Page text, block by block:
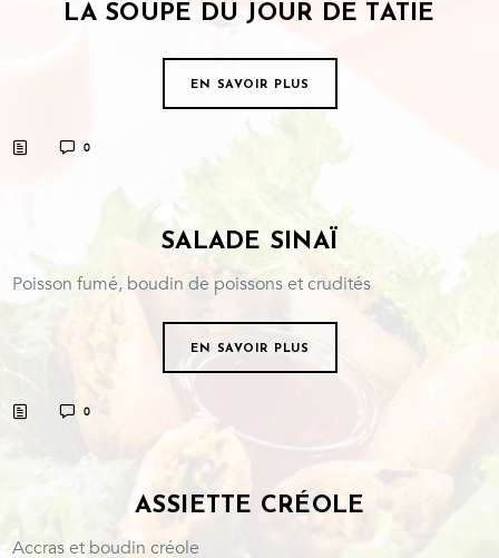
LA SOUPE DU JOUR DE TATIE
EN SAVOIR PLUS
0
SALADE SINAÏ
Poisson fumé, boudin de poissons et crudités
EN SAVOIR PLUS
0
ASSIETTE CRÉOLE
Accras et boudin créole